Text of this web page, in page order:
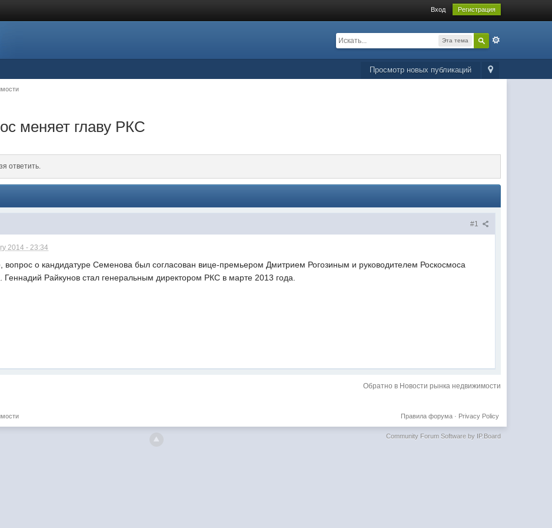
Вход Регистрация
Эта тема
Просмотр новых публикаций
меняет главу РКС
ответить.
#1
2014 - 23:34
вопрос о кандидатуре Семенова был согласован вице-премьером Дмитрием Рогозиным и руководителем Роскосмоса
Райкунов стал генеральным директором РКС в марте 2013 года.
Обратно в Новости рынка недвижимости
Privacy Policy
Правила форума·
Community Forum Software by IP.Board